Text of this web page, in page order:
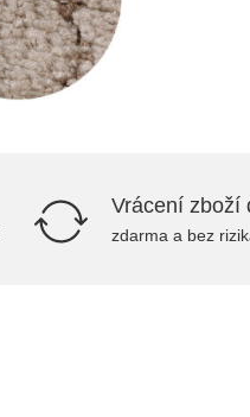
Vrácení zboží
zdarma a bez